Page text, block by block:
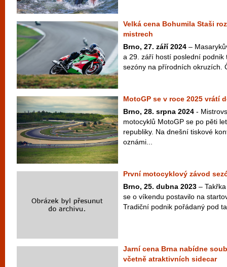
Velká cena Bohumila Staši
mistrech
Brno, 27. září 2024 –
a 29. září hostí poslední podnik
sezóny na přírodních okruzích.
MotoGP se v roce 2025 vrátí
Brno, 28. srpna 2024 -
motocyklů MotoGP se po pěti
republiky. Na dnešní tiskové
oznámi...
První motocyklový závod
Brno, 25. dubna 2023 –
se o víkendu postavilo na
Tradiční podnik pořádaný pod
Jarní cena Brna nabídne
včetně atraktivních sidecar